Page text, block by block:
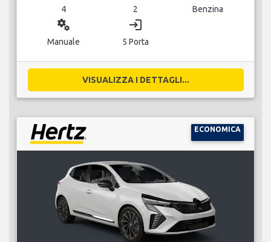
4 2 Benzina
miscellaneous_services
Manuale
login
5 Porta
VISUALIZZA I DETTAGLI...
ECONOMICA